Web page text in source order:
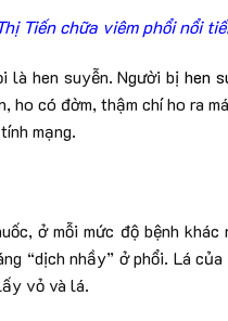
Tiến chữa viêm phổi nổi
là hen suyễn. Người bịhen
ho có đờm, thậm chí ho ra
mạng.
ở mỗi mức độ bệnh
“dịch nhầy” ở phổi. Lá
vỏ và lá.